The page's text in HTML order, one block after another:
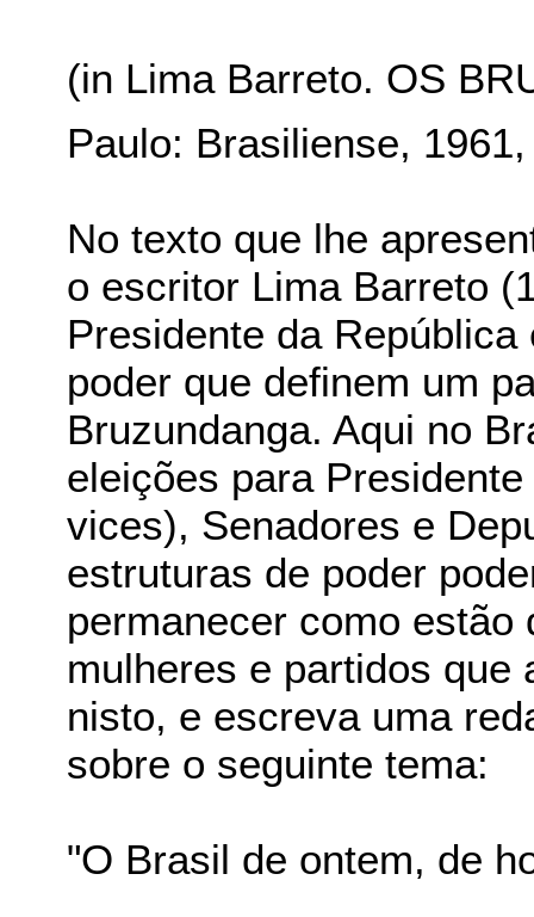
(in Lima Barreto. OS
Paulo: Brasiliense,
No texto que lhe
o escritor Lima Barreto
Presidente da
poder que definem um
Bruzundanga. Aqui no
eleições para
vices), Senadores e
estruturas de poder
permanecer como estão
mulheres e partidos que
nisto, e escreva uma
sobre o seguinte tema:
"O Brasil de ontem, de